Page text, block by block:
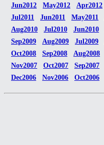
Jun2012
May2012 Apr2012
Jul2011
Jun2011 May2011
Aug2010
Jul2010 Jun2010
Sep2009
Aug2009 Jul2009
Oct2008
Sep2008 Aug2008
Nov2007
Oct2007 Sep2007
Dec2006
Nov2006 Oct2006